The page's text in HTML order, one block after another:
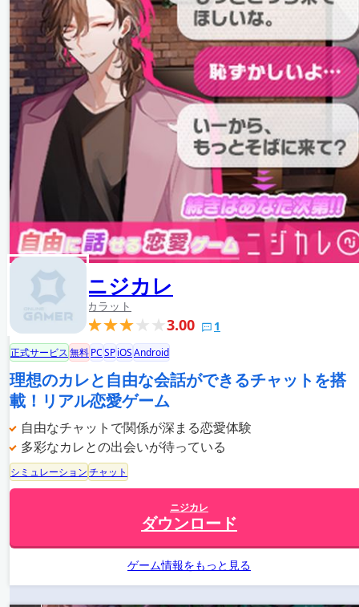
ニジカレ
カラット
3.00 1
正式サービス無料PCSPiOSAndroid
理想のカレと自由な会話ができるチャットを搭
載！リアル恋愛ゲーム
自由なチャットで関係が深まる恋愛体験
多彩なカレとの出会いが待っている
シミュレーションチャット
ニジカレ
ダウンロード
ゲーム情報をもっと見る